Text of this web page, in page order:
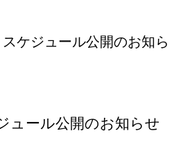
スケジュール公開のお知ら
ュール公開のお知らせ